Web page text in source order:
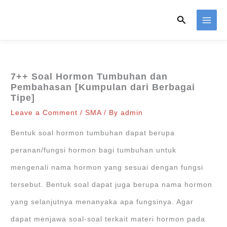
Search
7++ Soal Hormon Tumbuhan dan
Pembahasan [Kumpulan dari Berbagai
Tipe]
Leave a Comment /SMA/ Byadmin
Bentuk soal hormon tumbuhan dapat berupa
peranan/fungsi hormon bagi tumbuhan untuk
mengenali nama hormon yang sesuai dengan fungsi
tersebut. Bentuk soal dapat juga berupa nama hormon
yang selanjutnya menanyaka apa fungsinya. Agar
dapat menjawa soal-soal terkait materi hormon pada